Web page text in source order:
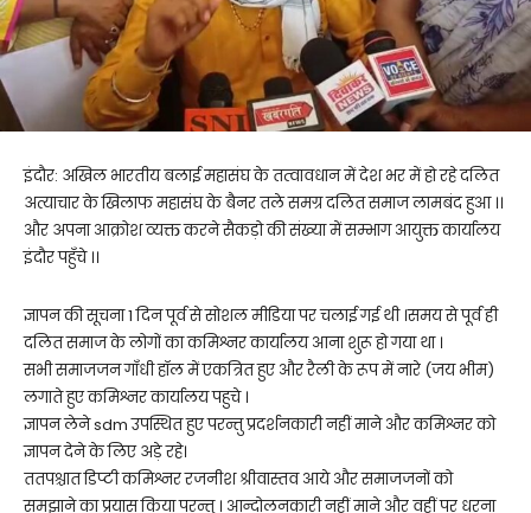
इंदौर: अखिल भारतीय बलाई महासंघ के तत्वावधान में देश भर में हो रहे दलित
अत्याचार के खिलाफ महासंघ के बैनर तले समग्र दलित समाज लामबंद हुआ ।।
और अपना आक्रोश व्यक्त करने सैकड़ो की संख्या में सम्भाग आयुक्त कार्यालय
इंदौर पहुँचे ।।
ज्ञापन की सूचना 1 दिन पूर्व से सोशल मीडिया पर चलाई गई थी ।समय से पूर्व ही
दलित समाज के लोगों का कमिश्नर कार्यालय आना शुरू हो गया था ।
सभी समाजजन गाँधी हॉल में एकत्रित हुए और रैली के रूप में नारे (जय भीम)
लगाते हुए कमिश्नर कार्यालय पहुचे ।
ज्ञापन लेने sdm उपस्थित हुए परन्तु प्रदर्शनकारी नहीं माने और कमिश्नर को
ज्ञापन देने के लिए अड़े रहे।
ततपश्चात डिप्टी कमिश्नर रजनीश श्रीवास्तव आये और समाजजनों को
समझाने का प्रयास किया परन्तु । आन्दोलनकारी नहीं माने और वहीं पर धरना